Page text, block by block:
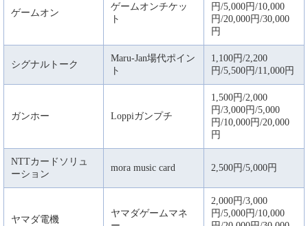
ゲームオン
ゲームオンチケッ
ト
円/5,000円/10,000
円/20,000円/30,000
円
シグナルトーク
Maru-Jan場代ポイン
ト
1,100円/2,200
円/5,500円/11,000円
ガンホー Loppiガンプチ
1,500円/2,000
円/3,000円/5,000
円/10,000円/20,000
円
NTTカードソリュ
ーション
mora music card 2,500円/5,000円
ヤマダ電機
ヤマダゲームマネ
2,000円/3,000
円/5,000円/10,000